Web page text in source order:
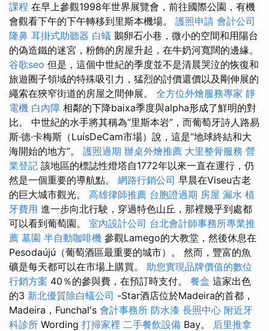
課程 在早上參觀1998年世界展覽會，前往國際公園，有機
會觀看下午的下午轉移到里斯本機場。 護照申請 會計公司
隆鼻 耳掛式助聽器 白蟻 鵝卵石小巷，微小的空間和用陽台
的偽造鐵的迷宮，粉飾的房屋升起，在牛奶河寬闊的邊緣。
谷歌seo 但是，這個中世紀的季度並不是清晨哭泣的恢復和
旅遊圈子領域的特殊吸引力，猛烈的討價還價以及剛伸展的
繩索在狹窄街道的房屋之間伸展。 全方位外燴服務專家 靜
電機 白內障 相鄰的下降baixa季度與alpha形成了鮮明的對
比。 中世紀的水手將其稱為“里斯本岩”，而葡萄牙詩人路易
斯·德·卡梅斯（LuísDeCam市場）說，這是“地球終結和大
海開始的地方”。 護照過期 辦桌外燴推薦 大里整骨服務 營
業登記 該地區的標誌性燈塔自1772年以來一直在運行，仍
然是一個重要的導航點。 網路行銷公司 早晨在Viseu古老
的巨大城市觀光。 高雄律師推薦 台胞證過期 房屋 漏水 植
牙費用 進一步向北行駛，穿過特色山丘，那裡幾乎到處都
可以看到葡萄園。 室內設計公司 台北會計師事務所專業推
薦 墓園 半自動咖啡機 參觀Lamego的大教堂，然後休息在
Pesodaújú（葡萄酒區最重要的城市）。 然而，豐富的魚
礦是每天都可以在市場上購買。 助您實現品牌價值的數位
行銷方案 40％的參與費，在預訂時支付。 餐盒 這家出色
的3 新北優質除白蟻公司 -Star酒店位於Madeira的首都，
Madeira，Funchal's 會計事務所 防水漆 長照中心 附近牙
科診所 Wording 打掃家裡 二手餐飲設備 Bay。 后里推拿